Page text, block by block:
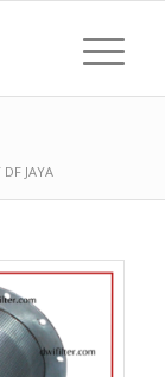
JAYA